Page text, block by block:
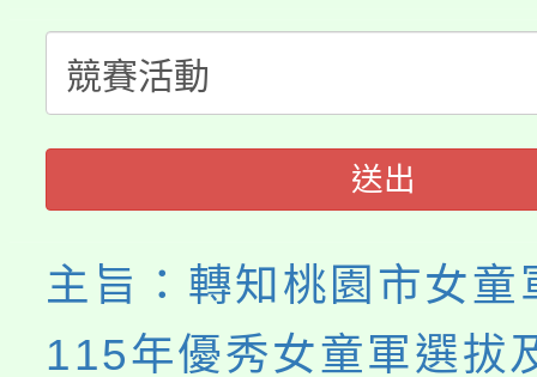
半價優惠，詳情可洽有
者。
份教師增能研習
大溪自造教育及科技中
份教師研習
淨零綠生活教案入校路
會
115年食農教育專業人
程
送出
主旨：轉知桃園市女童
115年優秀女童軍選拔